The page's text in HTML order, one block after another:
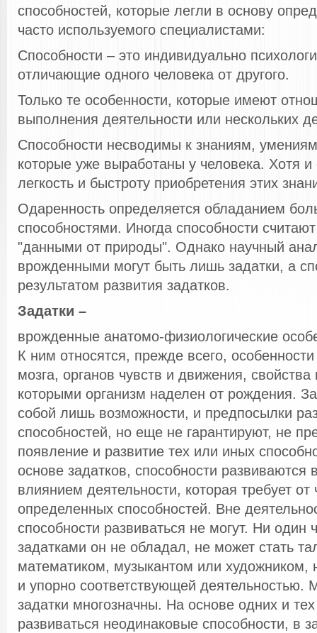
способностей, которые легли в основу
часто используемого специалистами:
Способности – это индивидуально
отличающие одного человека от другого.
Только те особенности, которые имеют
выполнения деятельности или нескольких
Способности несводимы к знаниям,
которые уже выработаны у человека. Хотя
легкость и быстроту приобретения этих
Одаренность определяется обладанием
способностями. Иногда способности
"данными от природы". Однако научный
врожденными могут быть лишь задатки, а
результатом развития задатков.
Задатки –
врожденные анатомо-физиологические
К ним относятся, прежде всего, особенности
мозга, органов чувств и движения,
которыми организм наделен от рождения.
собой лишь возможности, и предпосылки
способностей, но еще не гарантируют, не
появление и развитие тех или иных
основе задатков, способности развиваются
влиянием деятельности, которая требует от
определенных способностей. Вне
способности развиваться не могут. Ни один
задатками он не обладал, не может стать
математиком, музыкантом или художником,
и упорно соответствующей деятельностью.
задатки многозначны. На основе одних и
развиваться неодинаковые способности, в